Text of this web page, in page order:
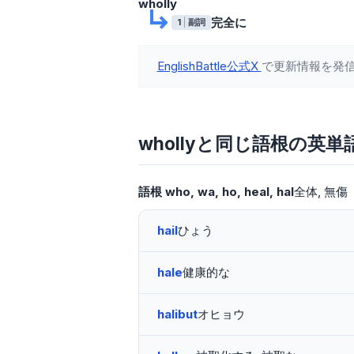
wholly
1 副詞 完全に
EnglishBattle公式X で更新情報を発
whollyと同じ語根の英単
語根 who wa ho heal hal全体 無傷
hailひょう
hale健康的な
halibutオヒョウ